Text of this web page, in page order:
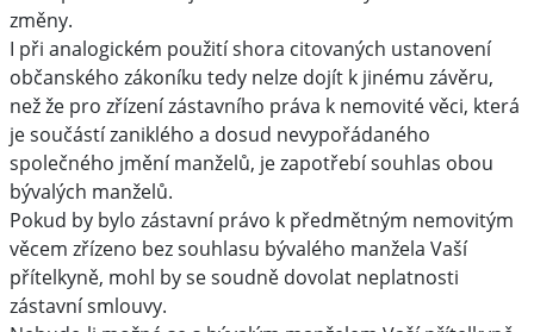
změny.
I při analogickém použití shora citovaných ustanovení
občanského zákoníku tedy nelze dojít k jinému závěru,
než že pro zřízení zástavního práva k nemovité věci, která
je součástí zaniklého a dosud nevypořádaného
společného jmění manželů, je zapotřebí souhlas obou
bývalých manželů.
Pokud by bylo zástavní právo k předmětným nemovitým
věcem zřízeno bez souhlasu bývalého manžela Vaší
přítelkyně, mohl by se soudně dovolat neplatnosti
zástavní smlouvy.